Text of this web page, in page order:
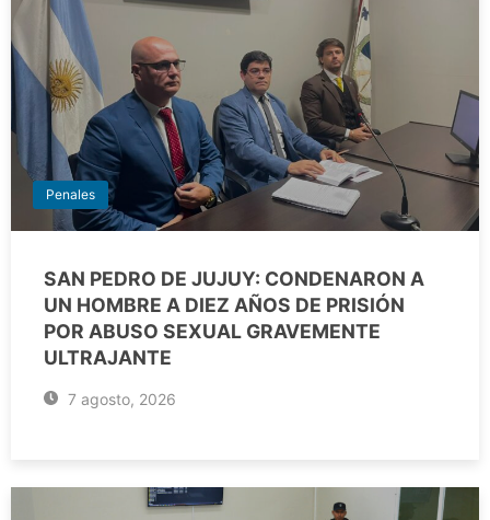
Penales
SAN PEDRO DE JUJUY: CONDENARON A
UN HOMBRE A DIEZ AÑOS DE PRISIÓN
POR ABUSO SEXUAL GRAVEMENTE
ULTRAJANTE
7 agosto, 2026